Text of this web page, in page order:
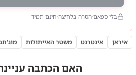
בלי ספאם הסרה בלחיצה חינם תמיד
איראן אינטרנט משטר האייתולות
האם הכתבה